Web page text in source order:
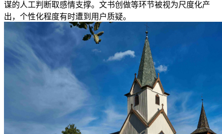
谋的人工判断取感情支撑。文书创做等环节被视为尺度化产
出，个性化程度有时遭到用户质疑。